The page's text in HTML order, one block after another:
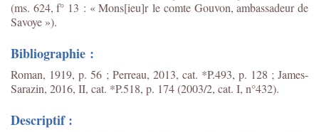
(ms. 624, f° 13 : « Mons[ieu]rle comte Gouvon, ambassadeur de
Savoye »).
Bibliographie :
Roman, 1919, p. 56 ; Perreau, 2013, cat. *P.493, p. 128 ; James-
Sarazin, 2016, II, cat. *P.518, p. 174 (2003/2, cat. I, n°432).
Descriptif :